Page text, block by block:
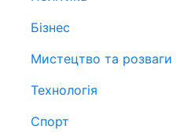
Бізнес
Мистецтво та розваги
Технологія
Спорт